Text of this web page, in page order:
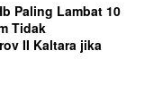
Paling Lambat 10
Tidak
II Kaltara jika